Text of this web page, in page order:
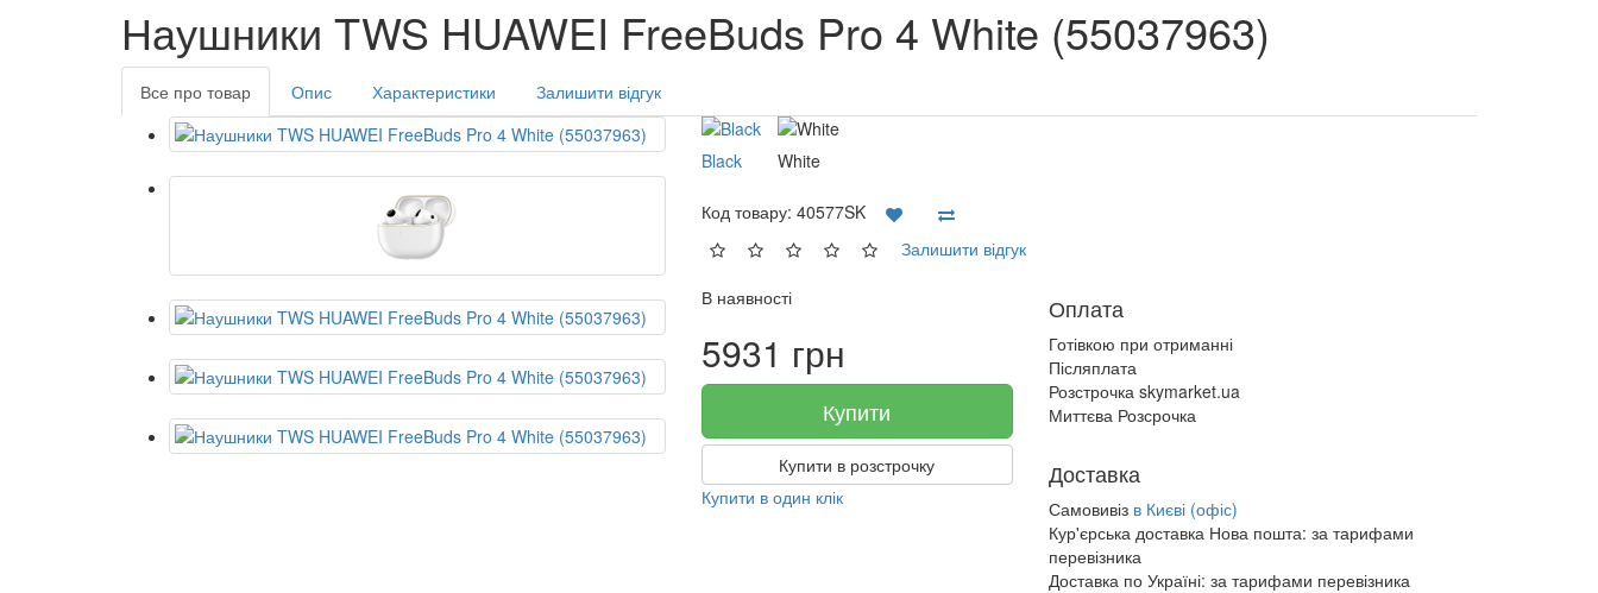
Наушники TWS HUAWEI FreeBuds Pro 4 White (55037963)
Все про товар Опис Характеристики Залишити відгук
Black White
Код товару: 40577SK
Залишити відгук
В наявності
5931 грн
Купити
Купити в розстрочку
Купити в один клік
Оплата
Готівкою при отриманні
Післяплата
Розстрочка skymarket.ua
Миттєва Розсрочка
Доставка
Самовивіз в Києві (офіс)
Кур'єрська доставка Нова пошта: за тарифами
перевізника
Доставка по Україні: за тарифами перевізника